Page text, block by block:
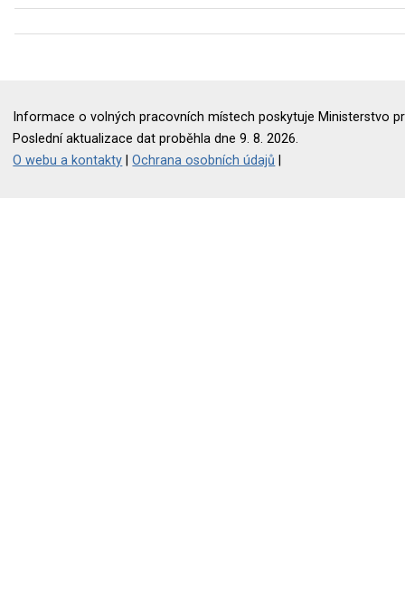
Informace o volných pracovních místech poskytuje Ministerstvo
Poslední aktualizace dat proběhla dne 9. 8. 2026.
O webu a kontakty |Ochrana osobních údajů